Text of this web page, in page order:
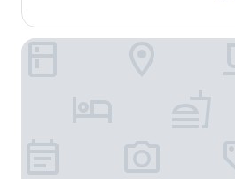
ulasan)
Holiday Inn Express & Suites